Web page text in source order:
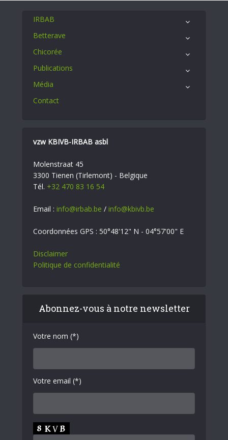
IRBAB
Betterave
Chicorée
Publications
Média
Contact
vzw KBIVB-IRBAB asbl
Molenstraat 45
3300 Tienen (Tirlemont) - Belgique
Tél. +32 470 83 16 54
Email : info@irbab.be / info@kbivb.be
Coordonnées GPS : 50°48'12" N - 04°57'00" E
Disclaimer
Politique de confidentialité
Abonnez-vous à notre newsletter
Votre nom (*)
Votre email (*)